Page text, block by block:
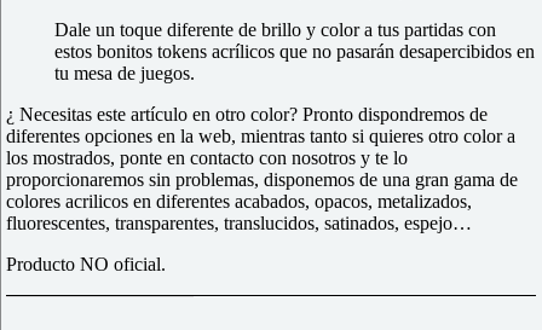
Dale un toque diferente de brillo y color a tus partidas con
estos bonitos tokens acrílicos que no pasarán desapercibidos en
tu mesa de juegos.
¿ Necesitas este artículo en otro color? Pronto dispondremos de
diferentes opciones en la web, mientras tanto si quieres otro color a
los mostrados, ponte en contacto con nosotros y te lo
proporcionaremos sin problemas, disponemos de una gran gama de
colores acrilicos en diferentes acabados, opacos, metalizados,
fluorescentes, transparentes, translucidos, satinados, espejo…
Producto NO oficial.